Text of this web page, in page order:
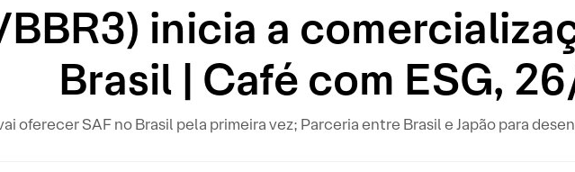
inicia a
Brasil | Café com ESG,
oferecer SAF no Brasil pela primeira vez; Parceria entre Brasil e Japão para